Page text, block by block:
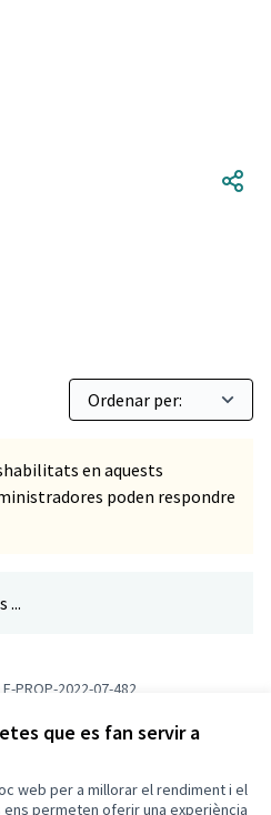
que es fan servir a
web per a millorar el rendiment i el
permeten oferir una experiència
Residuos Cero
en aquests
poden respondre
...
PROP-2022-07-482
digital